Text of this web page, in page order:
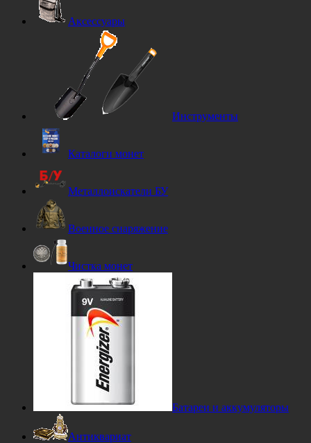
Аксессуары
Инструменты
Каталоги монет
Металлоискатели БУ
Военное снаряжение
Чистка монет
Батареи и аккумуляторы
Антиквариат